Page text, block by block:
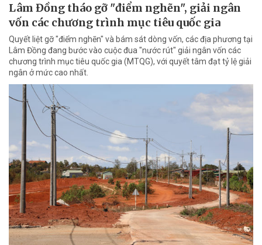
Lâm Đồng tháo gỡ "điểm nghẽn", giải ngân
vốn các chương trình mục tiêu quốc gia
Quyết liệt gỡ "điểm nghẽn" và bám sát dòng vốn, các địa phương tại
Lâm Đồng đang bước vào cuộc đua "nước rút" giải ngân vốn các
chương trình mục tiêu quốc gia (MTQG), với quyết tâm đạt tỷ lệ giải
ngân ở mức cao nhất.